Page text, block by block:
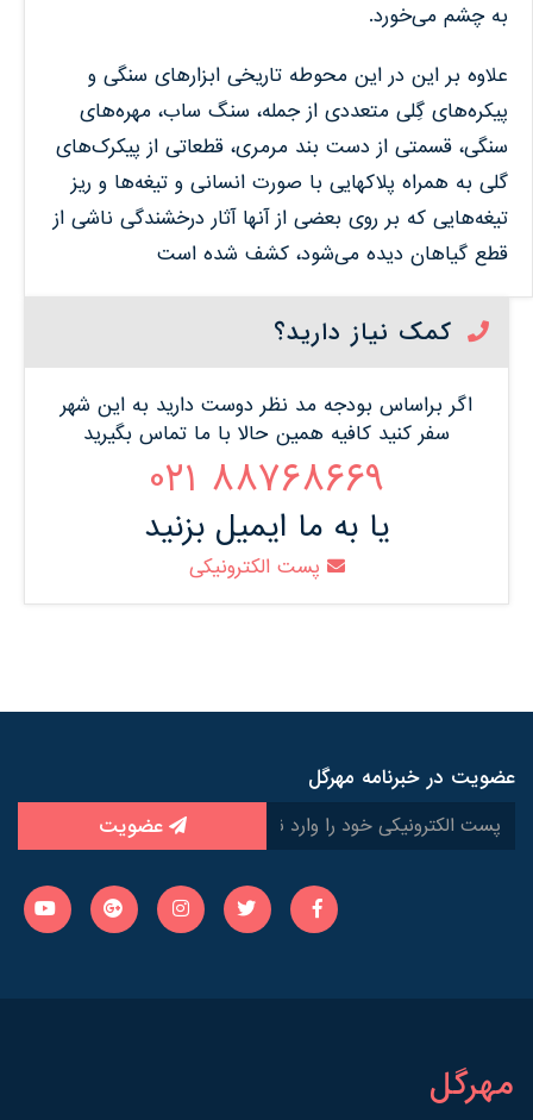
به چشم می‌خورد.
علاوه بر این در این محوطه تاریخی ابزارهای سنگی و
پیکره‌های گِلی متعددی از جمله، سنگ ساب، مهره‌های
سنگی، قسمتی از دست بند مرمری، قطعاتی از پیکرک‌های
گلی به همراه پلاکهایی با صورت انسانی و تیغه‌ها و ریز
تیغه‌هایی که بر روی بعضی از آنها آثار درخشندگی ناشی از
قطع گیاهان دیده می‌شود، کشف شده است
کمک نیاز دارید؟
اگر براساس بودجه مد نظر دوست دارید به این شهر
سفر کنید کافیه همین حالا با ما تماس بگیرید
88768669 021
یا به ما ایمیل بزنید
پست الکترونیکی
عضویت در خبرنامه مهرگل
عضویت
مهرگل